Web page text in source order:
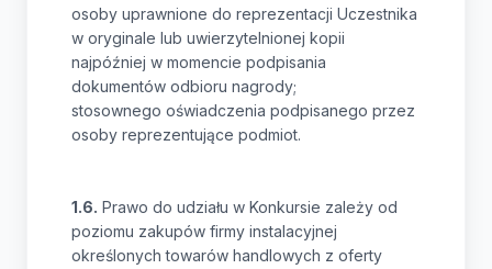
osoby uprawnione do reprezentacji Uczestnika
w oryginale lub uwierzytelnionej kopii
najpóźniej w momencie podpisania
dokumentów odbioru nagrody;
stosownego oświadczenia podpisanego przez
osoby reprezentujące podmiot.
1.6. Prawo do udziału w Konkursie zależy od
poziomu zakupów firmy instalacyjnej
określonych towarów handlowych z oferty